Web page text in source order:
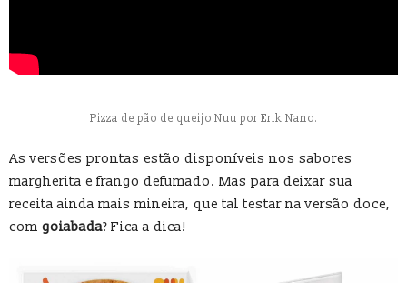
Pizza de pão de queijo Nuu por Erik Nano.
As versões prontas estão disponíveis nos sabores
margherita e frango defumado. Mas para deixar sua
receita ainda mais mineira, que tal testar na versão doce,
com goiabada? Fica a dica!